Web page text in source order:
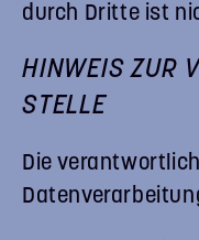
durch Dritte ist
HINWEIS ZUR
STELLE
Die